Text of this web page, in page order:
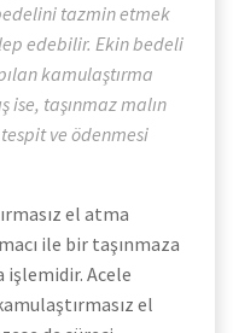
tazmin etmek
edebilir. Ekin bedeli
kamulaştırma
ise, taşınmaz malın
ve ödenmesi
el atma
ile bir taşınmaza
işlemidir. Acele
el